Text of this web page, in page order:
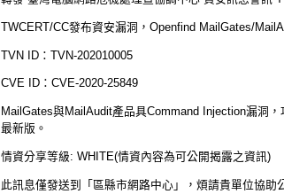
TWCERT/CC發布資安漏洞，Openfind MailGates/
TVN ID：TVN-202010005
CVE ID：CVE-2020-25849
MailGates與MailAudit產品具Command Injection漏洞
最新版。
情資分享等級: WHITE(情資內容為可公開揭露之資訊)
此訊息僅發送到「區縣市網路中心」，煩請貴單位協助